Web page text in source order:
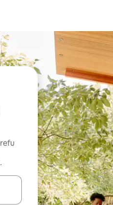
vitufe vya vishale vya juu na